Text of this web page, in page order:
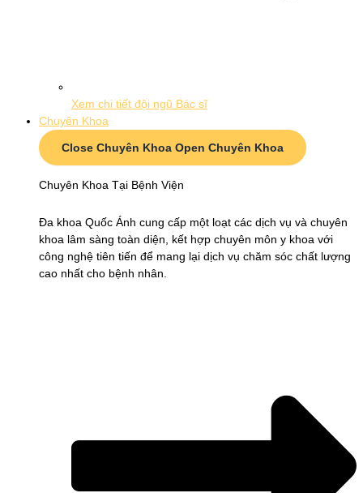
Xem chi tiết đội ngũ Bác sĩ
Chuyên Khoa
Close Chuyên Khoa Open Chuyên Khoa
Chuyên Khoa Tại Bệnh Viện
Đa khoa Quốc Ánh cung cấp một loạt các dịch vụ và chuyên
khoa lâm sàng toàn diện, kết hợp chuyên môn y khoa với
công nghệ tiên tiến để mang lại dịch vụ chăm sóc chất lượng
cao nhất cho bệnh nhân.